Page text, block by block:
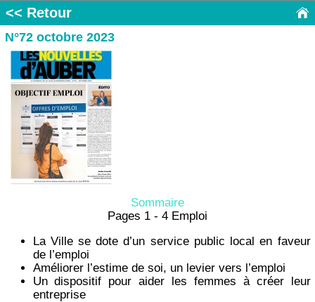
<< Retour
N°72 octobre 2023
Sommaire
Pages 1 - 4 Emploi
La Ville se dote d’un service public local en faveur
de l’emploi
Améliorer l’estime de soi, un levier vers l’emploi
Un dispositif pour aider les femmes à créer leur
entreprise